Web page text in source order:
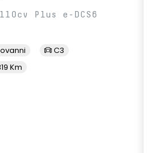
Plus e-DCS6
C3
Km